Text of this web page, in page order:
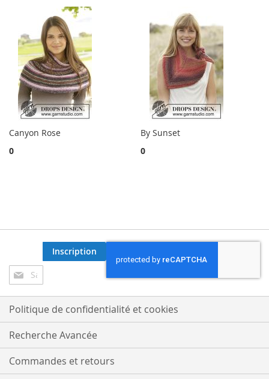
Canyon Rose
0
By Sunset
0
Inscription
à
notre
lettre
d’information
:
Inscription
Politique de confidentialité et cookies
Recherche Avancée
Commandes et retours